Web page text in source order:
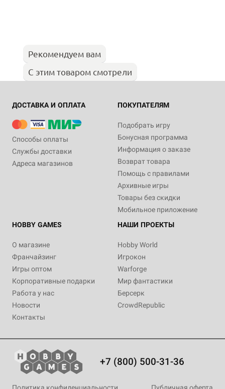
Рекомендуем вам
С этим товаром смотрели
ДОСТАВКА И ОПЛАТА
Способы оплаты
Службы доставки
Адреса магазинов
ПОКУПАТЕЛЯМ
Подобрать игру
Бонусная программа
Информация о заказе
Возврат товара
Помощь с правилами
Архивные игры
Товары без скидки
Мобильное приложение
HOBBY GAMES
О магазине
Франчайзинг
Игры оптом
Корпоративные подарки
Работа у нас
Новости
Контакты
НАШИ ПРОЕКТЫ
Hobby World
Игрокон
Warforge
Мир фантастики
Берсерк
CrowdRepublic
+7 (800) 500-31-36